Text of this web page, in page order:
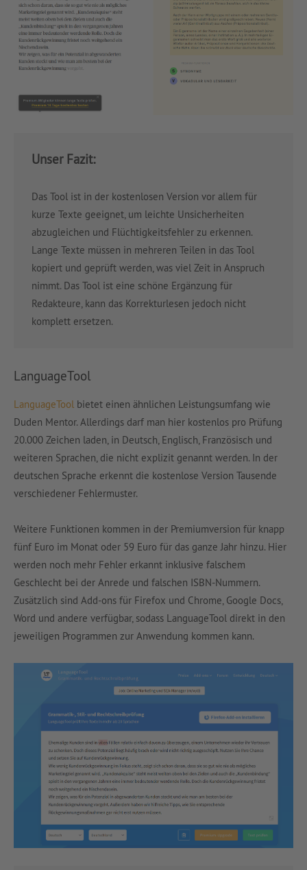
Unser Fazit:
Das Tool ist in der kostenlosen Version vor allem für
kurze Texte geeignet, um leichte Unsicherheiten
abzugleichen und Flüchtigkeitsfehler zu erkennen.
Lange Texte müssen in mehreren Teilen in das Tool
kopiert und geprüft werden, was viel Zeit in Anspruch
nimmt. Das Tool ist eine schöne Ergänzung für
Redakteure, kann das Korrekturlesen jedoch nicht
komplett ersetzen.
LanguageTool
LanguageTool bietet einen ähnlichen Leistungsumfang wie
Duden Mentor. Allerdings darf man hier kostenlos pro Prüfung
20.000 Zeichen laden, in Deutsch, Englisch, Französisch und
weiteren Sprachen, die nicht explizit genannt werden. In der
deutschen Sprache erkennt die kostenlose Version Tausende
verschiedener Fehlermuster.
Weitere Funktionen kommen in der Premiumversion für knapp
fünf Euro im Monat oder 59 Euro für das ganze Jahr hinzu. Hier
werden noch mehr Fehler erkannt inklusive falschem
Geschlecht bei der Anrede und falschen ISBN-Nummern.
Zusätzlich sind Add-ons für Firefox und Chrome, Google Docs,
Word und andere verfügbar, sodass LanguageTool direkt in den
jeweiligen Programmen zur Anwendung kommen kann.